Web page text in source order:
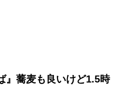
』蕎麦も良いけど1.5時